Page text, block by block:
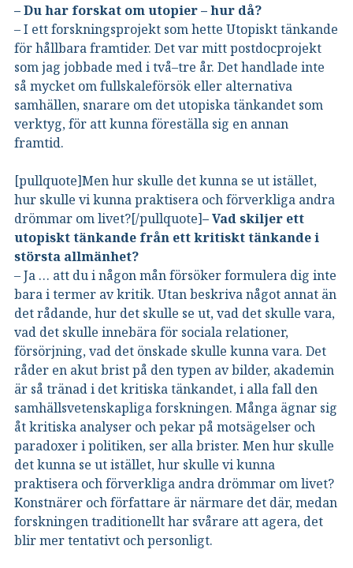
– Du har forskat om utopier – hur då?
– I ett forskningsprojekt som hette Utopiskt tänkande
för hållbara framtider. Det var mitt postdocprojekt
som jag jobbade med i två–tre år. Det handlade inte
så mycket om fullskaleförsök eller alternativa
samhällen, snarare om det utopiska tänkandet som
verktyg, för att kunna föreställa sig en annan
framtid.
[pullquote]Men hur skulle det kunna se ut istället,
hur skulle vi kunna praktisera och förverkliga andra
drömmar om livet?[/pullquote]– Vad skiljer ett
utopiskt tänkande från ett kritiskt tänkande i
största allmänhet?
– Ja … att du i någon mån försöker formulera dig inte
bara i termer av kritik. Utan beskriva något annat än
det rådande, hur det skulle se ut, vad det skulle vara,
vad det skulle innebära för sociala relationer,
försörjning, vad det önskade skulle kunna vara. Det
råder en akut brist på den typen av bilder, akademin
är så tränad i det kritiska tänkandet, i alla fall den
samhällsvetenskapliga forskningen. Många ägnar sig
åt kritiska analyser och pekar på motsägelser och
paradoxer i politiken, ser alla brister. Men hur skulle
det kunna se ut istället, hur skulle vi kunna
praktisera och förverkliga andra drömmar om livet?
Konstnärer och författare är närmare det där, medan
forskningen traditionellt har svårare att agera, det
blir mer tentativt och personligt.